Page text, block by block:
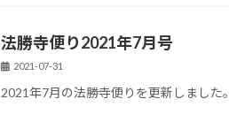
法勝寺便り2021年7月号
2021-07-31
2021年7月の法勝寺便りを更新しました。